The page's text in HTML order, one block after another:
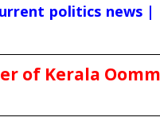
politics news
Kerala